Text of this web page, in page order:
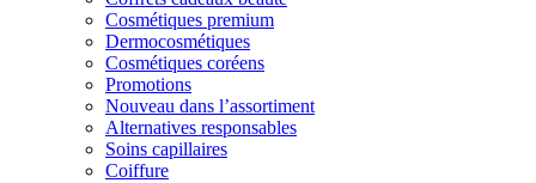
Cosmétiques premium
Dermocosmétiques
Cosmétiques coréens
Promotions
Nouveau dans l’assortiment
Alternatives responsables
Soins capillaires
Coiffure